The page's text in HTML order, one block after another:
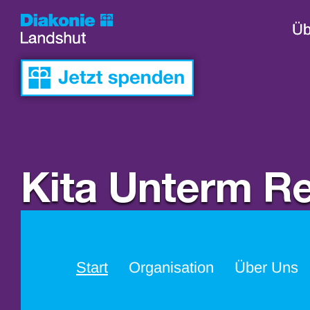
content
Kita Unterm
Start Organisation Über Uns